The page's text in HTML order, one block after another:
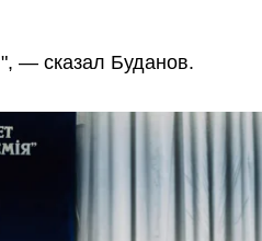
", — сказал Буданов.